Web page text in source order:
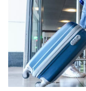
OBITUARIO
Muere a los 50
del icónico tema